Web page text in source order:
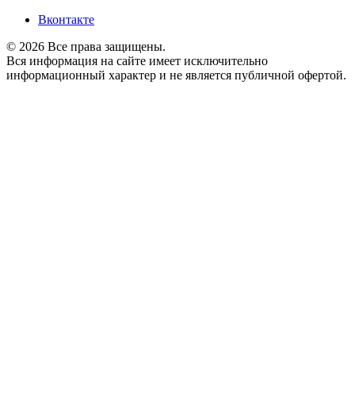
Вконтакте
© 2026 Все права защищены.
Вся информация на сайте имеет исключительно
информационный характер и не является публичной офертой.